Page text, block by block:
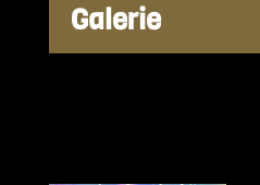
Galerie